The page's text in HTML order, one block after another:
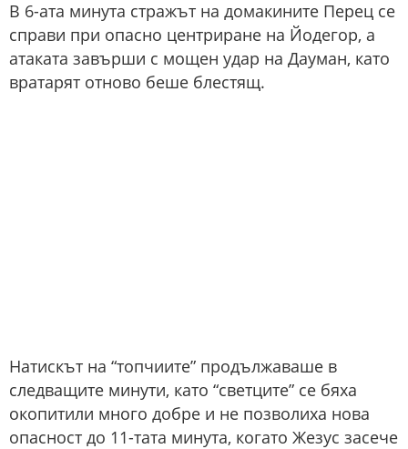
В 6-ата минута стражът на домакините Перец се
справи при опасно центриране на Йодегор, а
атаката завърши с мощен удар на Дауман, като
вратарят отново беше блестящ.
Натискът на “топчиите” продължаваше в
следващите минути, като “светците” се бяха
окопитили много добре и не позволиха нова
опасност до 11-тата минута, когато Жезус засече